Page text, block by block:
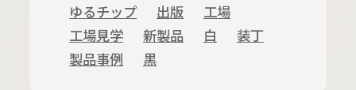
ゆるチップ
出版
工場
工場見学
新製品 白
装丁
製品事例
黒